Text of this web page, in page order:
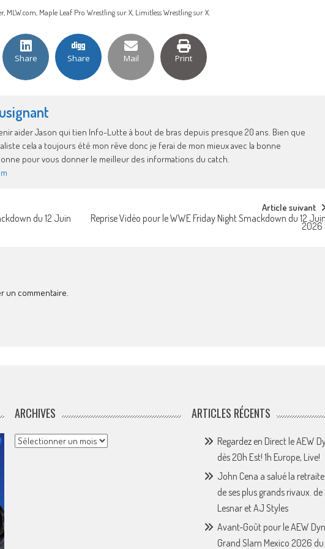
MLW.com, Maple Leaf Pro Wrestling sur X, Limitless Wrestling sur X.
Share Share Mail Print
aider Jason qui tien Info-Lutte à bout de bras depuis presque 20 ans. Bien que
cela a toujours été mon rêve donc je ferai de mon mieux avec la bonne
pour vous donner le meilleur des informations du catch.
du 12 Juin
Article suivant
Reprise Vidéo pour le WWE Friday Night Smackdown du 12
2026
un commentaire.
ARCHIVES
Archives
ARTICLES RÉCENTS
Regardez en Direct le AEW
dès 20h Est! 1h Europe, Live!
John Cena a salué la retraite
de ses plus grands rivaux.
Lesnar et AJ Styles
Avant-Goût pour le AEW
Grand Slam Mexico 2026